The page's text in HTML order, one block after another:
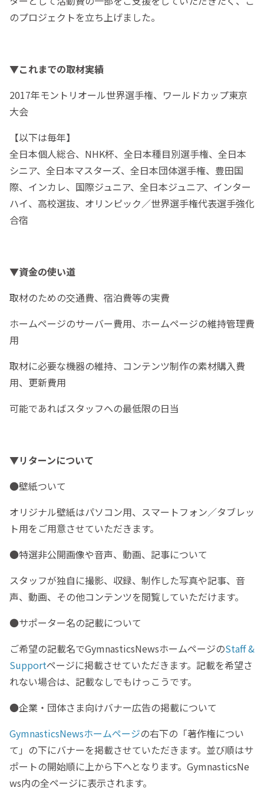
のプロジェクトを立ち上げました。
▼これまでの取材実績
2017年モントリオール世界選手権、ワールドカップ東京
大会
【以下は毎年】
全日本個人総合、NHK杯、全日本種目別選手権、全日本
シニア、全日本マスターズ、全日本団体選手権、豊田国
際、インカレ、国際ジュニア、全日本ジュニア、インター
ハイ、高校選抜、オリンピック／世界選手権代表選手強化
合宿
▼資金の使い道
取材のための交通費、宿泊費等の実費
ホームページのサーバー費用、ホームページの維持管理費
用
取材に必要な機器の維持、コンテンツ制作の素材購入費
用、更新費用
可能であればスタッフへの最低限の日当
▼リターンについて
●壁紙ついて
オリジナル壁紙はパソコン用、スマートフォン／タブレッ
ト用をご用意させていただきます。
●特選非公開画像や音声、動画、記事について
スタッフが独自に撮影、収録、制作した写真や記事、音
声、動画、その他コンテンツを閲覧していただけます。
●サポーター名の記載について
ご希望の記載名でGymnasticsNewsホームページのStaff &
Supportページに掲載させていただきます。記載を希望さ
れない場合は、記載なしでもけっこうです。
●企業・団体さま向けバナー広告の掲載について
GymnasticsNewsホームページの右下の「著作権につい
て」の下にバナーを掲載させていただきます。並び順はサ
ポートの開始順に上から下へとなります。GymnasticsNe
ws内の全ページに表示されます。